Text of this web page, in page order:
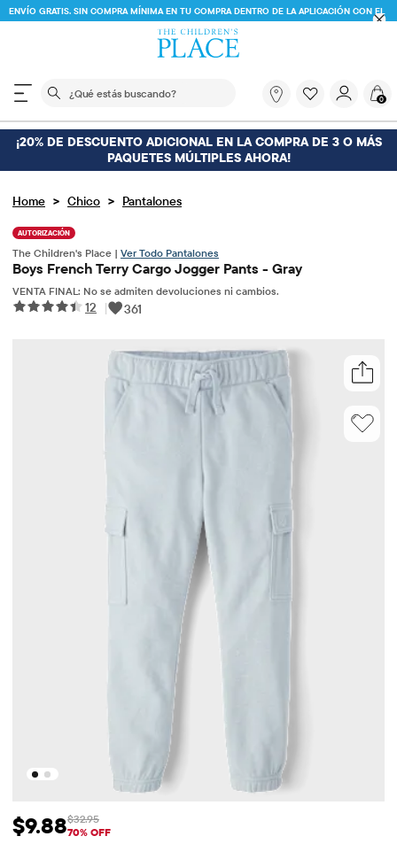
ENVÍO GRATIS. SIN COMPRA MÍNIMA EN TU COMPRA DENTRO DE LA APLICACIÓN CON EL
FREESHIPDESCARGAR AHORA
El siguiente campo de búsqueda filtra las
buscando?
0
¡20% DE DESCUENTO ADICIONAL EN LA COMPRA DE 3 O MÁS
PAQUETES MÚLTIPLES AHORA!
Home > Chico > Pantalones
AUTORIZACIÓN
The Children's Place | Ver Todo Pantalones
Boys French Terry Cargo Jogger Pants - Gray
VENTA FINAL: No se admiten devoluciones ni cambios.
12 | 361
Precio de venta: $9.88
$9.88 Precio original: $32.95
$32.95
70% OFF